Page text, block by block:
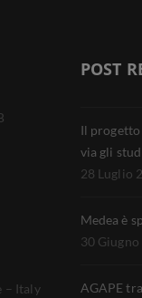
– Italy
POST
Il
via gli
28 Luglio
Medea è
30
AGAPE